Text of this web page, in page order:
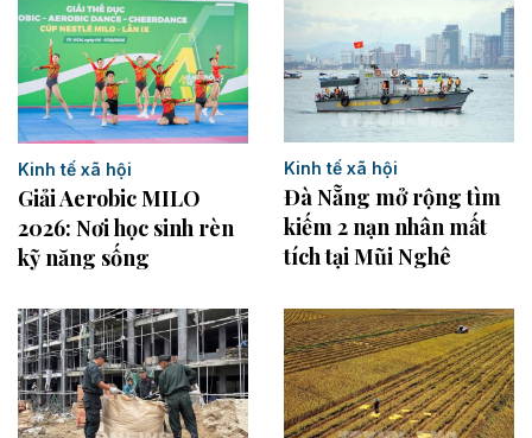
Kinh tế xã hội
Giải Aerobic MILO
2026: Nơi học sinh rèn
kỹ năng sống
Kinh tế xã hội
Đà Nẵng mở rộng tìm
kiếm 2 nạn nhân mất
tích tại Mũi Nghê